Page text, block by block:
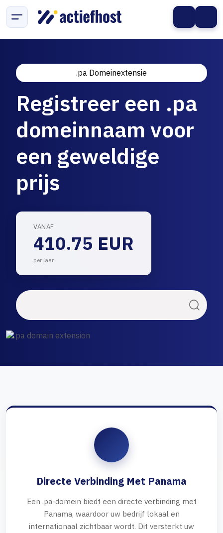
.pa Domeinextensie
Registreer een .pa
domeinnaam voor
een geweldige
prijs
VANAF
410.75 EUR
per jaar
Directe Verbinding Met Panama
Een .pa-domein biedt een directe verbinding met
Panama, waardoor uw bedrijf lokaal en
internationaal zichtbaar wordt. Dit versterkt uw